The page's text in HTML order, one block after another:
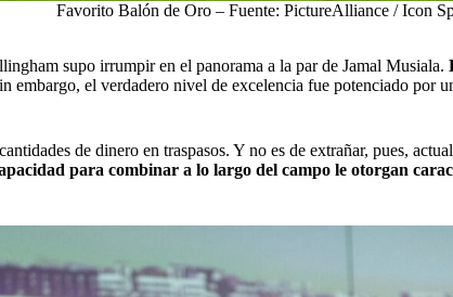
Favorito Balón de Oro – Fuente: PictureAlliance / Icon
supo irrumpir en el panorama a la par de Jamal Musiala.
embargo, el verdadero nivel de excelencia fue potenciado por
de dinero en traspasos. Y no es de extrañar, pues,
para combinar a lo largo del campo le otorgan